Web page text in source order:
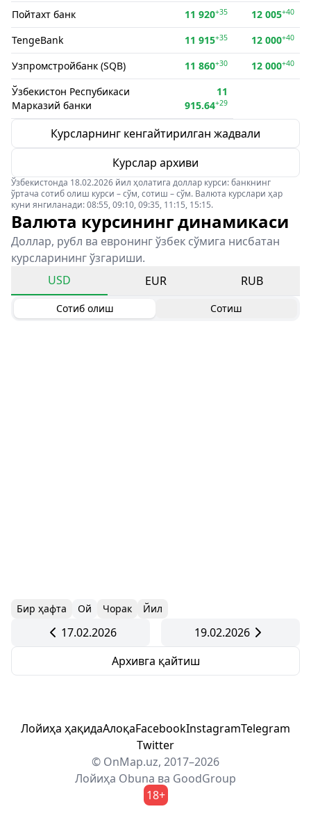
Пойтахт банк 11 920+35 12 005+40
TengeBank 11 915+35 12 000+40
Узпромстройбанк (SQB) 11 860+30 12 000+40
Ўзбекистон Респубикаси
Марказий банки
11
915.64+29
Курсларнинг кенгайтирилган жадвали
Курслар архиви
Ўзбекистонда 18.02.2026 йил ҳолатига доллар курси: банкнинг
ўртача сотиб олиш курси – сўм, сотиш – сўм. Валюта курслари ҳар
куни янгиланади: 08:55, 09:10, 09:35, 11:15, 15:15.
Валюта курсининг динамикаси
Доллар, рубл ва евронинг ўзбек сўмига нисбатан
курсларининг ўзгариши.
USD
EUR RUB
Сотиб олиш Сотиш
Бир ҳафта Ой Чорак Йил
17.02.2026
19.02.2026
Архивга қайтиш
Лойиҳа ҳақидаАлоқаFacebookInstagramTelegram
Twitter
© OnMap.uz, 2017–2026
Лойиҳа Obuna ва GoodGroup
18+